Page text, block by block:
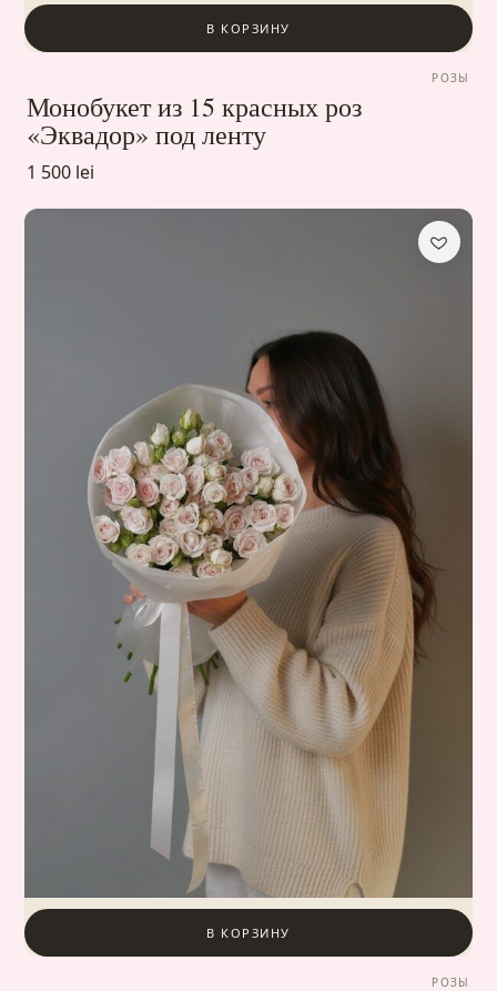
В КОРЗИНУ
РОЗЫ
Монобукет из 15 красных роз
«Эквадор» под ленту
1 500 lei
В КОРЗИНУ
РОЗЫ